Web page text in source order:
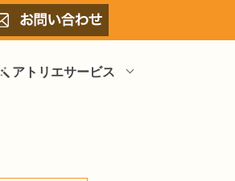
アトリエサービス